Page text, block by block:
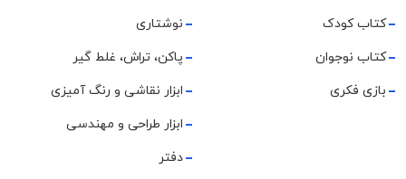
کتاب کودک
کتاب نوجوان
بازی فکری
نوشتاری
پاکن، تراش، غلط گیر
ابزار نقاشی و رنگ آمیزی
ابزار طراحی و مهندسی
دفتر